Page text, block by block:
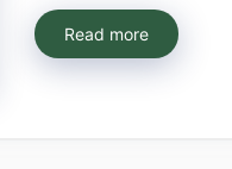
Read more